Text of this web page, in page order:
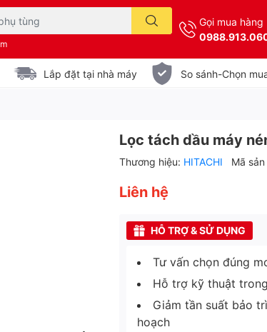
Gọi mua hàng
Lắp đặt tại nhà máy So sánh-Chọn
Lọc tách dầu máy
Thương hiệu: HITACHI Mã
Liên hệ
HỖ TRỢ & SỬ DỤNG
Tư vấn chọn đúng
Hỗ trợ kỹ thuật
Giảm tần suất bảo
hoạch